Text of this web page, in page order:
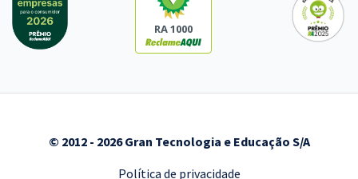
RA 1000
© 2012 - 2026 Gran Tecnologia e Educação S/A
Política de privacidade